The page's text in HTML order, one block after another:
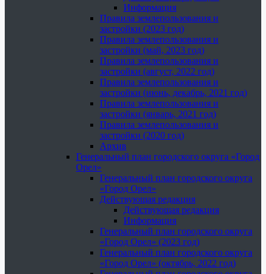
Информация
Правила землепользования и
застройки (2023 год)
Правила землепользования и
застройки (май, 2023 год)
Правила землепользования и
застройки (август, 2022 год)
Правила землепользования и
застройки (июнь, декабрь, 2021 год)
Правила землепользования и
застройки (январь, 2021 год)
Правила землепользования и
застройки (2020 год)
Архив
Генеральный план городского округа «Город
Орел»
Генеральный план городского округа
«Город Орел»
Действующая редакция
Действующая редакция
Информация
Генеральный план городского округа
«Город Орел» (2023 год)
Генеральный план городского округа
«Город Орел» (октябрь, 2022 год)